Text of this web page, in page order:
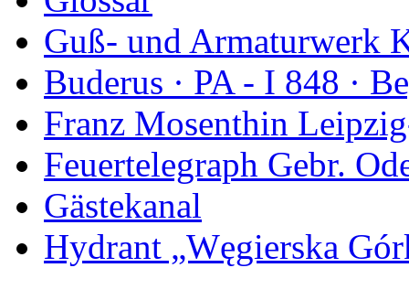
Guß- und Armaturwerk
Buderus · PA - I 848 ·
Franz Mosenthin
Feuertelegraph Gebr.
Gästekanal
Hydrant „Węgierska